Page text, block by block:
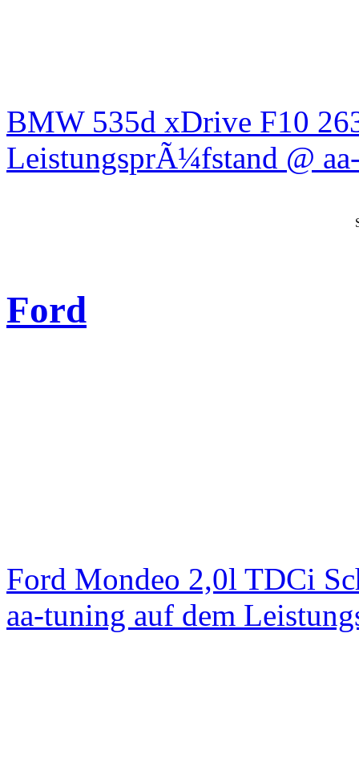
BMW 535d xDrive F10
LeistungsprÃ¼fstand @
Ford
Ford Mondeo 2,0l TDCi
aa-tuning auf dem